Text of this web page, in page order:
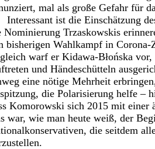
mal als große Gefahr für
Interessant ist die Einschätzung
Nominierung Trzaskowskis
bisherigen Wahlkampf in
warf er Kidawa-Błońska
und Händeschütteln
eine nötige Mehrheit
die Polarisierung helfe –
Komorowski sich 2015 mit einer
war, wie man heute weiß, der
die seitdem